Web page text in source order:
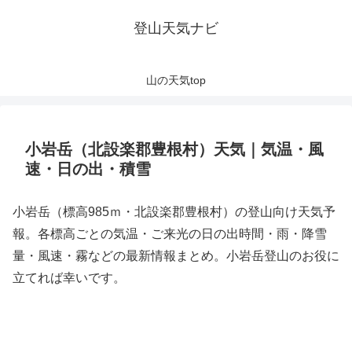
登山天気ナビ
山の天気top
小岩岳（北設楽郡豊根村）天気｜気温・風
速・日の出・積雪
小岩岳（標高985ｍ・北設楽郡豊根村）の登山向け天気予
報。各標高ごとの気温・ご来光の日の出時間・雨・降雪
量・風速・霧などの最新情報まとめ。小岩岳登山のお役に
立てれば幸いです。